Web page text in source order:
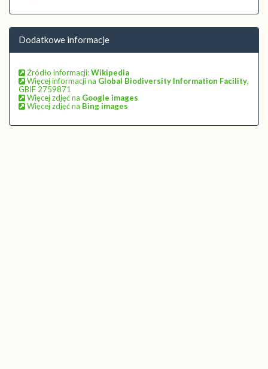
Dodatkowe informacje
Źródło informacji:Wikipedia
Więcej informacji na Global Biodiversity Information Facility,
GBIF 2759871
Więcej zdjęć na Google images
Więcej zdjęć na Bing images